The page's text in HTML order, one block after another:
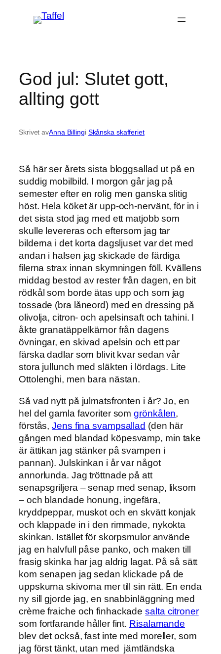
God jul: Slutet gott,
allting gott
Skrivet avAnna Billingi Skånska skafferiet
Så här ser årets sista bloggsallad ut på en
suddig mobilbild. I morgon går jag på
semester efter en rolig men ganska slitig
höst. Hela köket är upp-och-nervänt, för in i
det sista stod jag med ett matjobb som
skulle levereras och eftersom jag tar
bilderna i det korta dagsljuset var det med
andan i halsen jag skickade de färdiga
filerna strax innan skymningen föll. Kvällens
middag bestod av rester från dagen, en bit
rödkål som borde ätas upp och som jag
tossade (bra låneord) med en dressing på
olivolja, citron- och apelsinsaft och tahini. I
åkte granatäppelkärnor från dagens
övningar, en skivad apelsin och ett par
färska dadlar som blivit kvar sedan vår
stora jullunch med släkten i lördags. Lite
Ottolenghi, men bara nästan.
Så vad nytt på julmatsfronten i år? Jo, en
hel del gamla favoriter somgrönkålen,
förstås,Jens fina svampsallad (den här
gången med blandad köpesvamp, min take
är ättikan jag stänker på svampen i
pannan). Julskinkan i år var något
annorlunda. Jag tröttnade på att
senapsgriljera – senap med senap, liksom
– och blandade honung, ingefära,
kryddpeppar, muskot och en skvätt konjak
och klappade in i den rimmade, nykokta
skinkan. Istället för skorpsmulor använde
jag en halvfull påse panko, och maken till
frasig skinka har jag aldrig lagat. På så sätt
kom senapen jag sedan klickade på de
uppskurna skivorna mer till sin rätt. En enda
ny sill gjorde jag, en snabbinläggning med
crème fraiche och finhackadesalta citroner
som fortfarande håller fint. Risalamande
blev det också, fast inte med moreller, som
jag först tänkt, utan med jämtländska